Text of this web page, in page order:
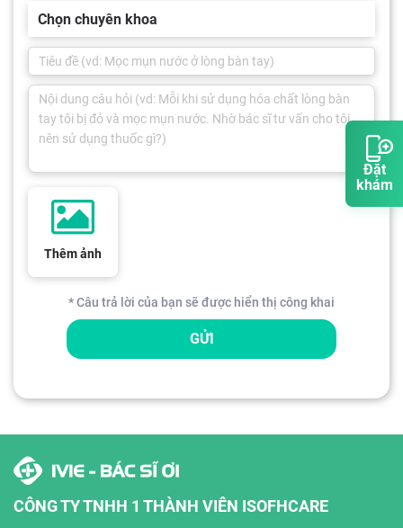
Đặt
khám
Chọn chuyên khoa
Thêm ảnh
* Câu trả lời của bạn sẽ được hiển thị công khai
GỬI
CÔNG TY TNHH 1 THÀNH VIÊN ISOFHCARE